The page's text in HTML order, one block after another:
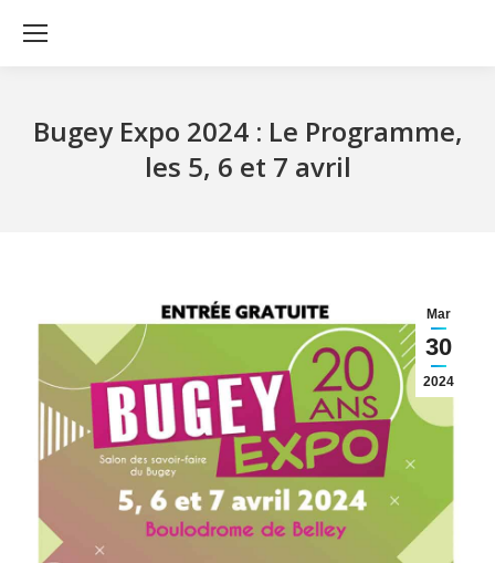
Bugey Expo 2024 : Le Programme,
les 5, 6 et 7 avril
Mar
30
2024